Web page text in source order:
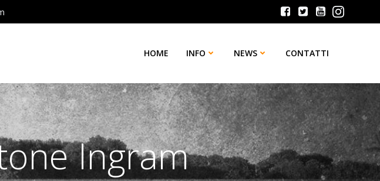
HOME INFO NEWS CONTATTI
Ingram